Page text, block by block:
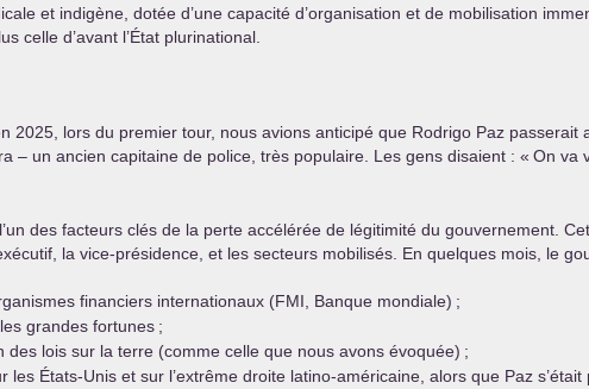
et indigène, dotée d’une capacité d’organisation et de mobilisation
celle d’avant l’État plurinational.
2025, lors du premier tour, nous avions anticipé que Rodrigo Paz
– un ancien capitaine de police, très populaire. Les gens disaient : « On va
des facteurs clés de la perte accélérée de légitimité du gouvernement.
la vice-présidence, et les secteurs mobilisés. En quelques mois, le
financiers internationaux (FMI , Banque mondiale) ;
grandes fortunes ;
des lois sur la terre (comme celle que nous avons évoquée) ;
les États-Unis et sur l’extrême droite latino-américaine, alors que Paz